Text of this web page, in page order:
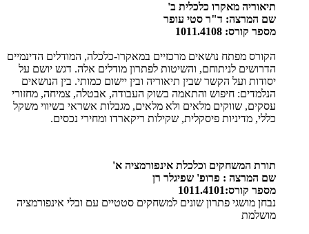
תיאוריה מאקרו כלכלית ב'
שם המרצה: ד"ר סטי עופר
מספר קורס: 1011.4108
הקורס מפתח נושאים מרכזיים במאקרו-כלכלה, המודלים הדינמיים
הדרושים לניתוחם, והשיטות לפתרון מודלים אלה. דגש יושם על
יסודות ועל הקשר שבין תיאוריה ובין יישום כמותי. בין הנושאים
הנלמדים: חיפוש והתאמה בשוק העבודה, אבטלה, צמיחה, מחזורי
עסקים, שווקים מלאים ולא מלאים, מגבלות אשראי בשיווי משקל
כללי, מדיניות פיסקלית, שקילות ריקארדו ומחירי נכסים.
תורת המשחקים וכלכלת אינפורמציה א'
שם המרצה : פרופ' שפיגלר רן
מספר קורס:1011.4101
נבחן מושגי פתרון שונים למשחקים סטטיים עם ובלי אינפורמציה
מושלמת